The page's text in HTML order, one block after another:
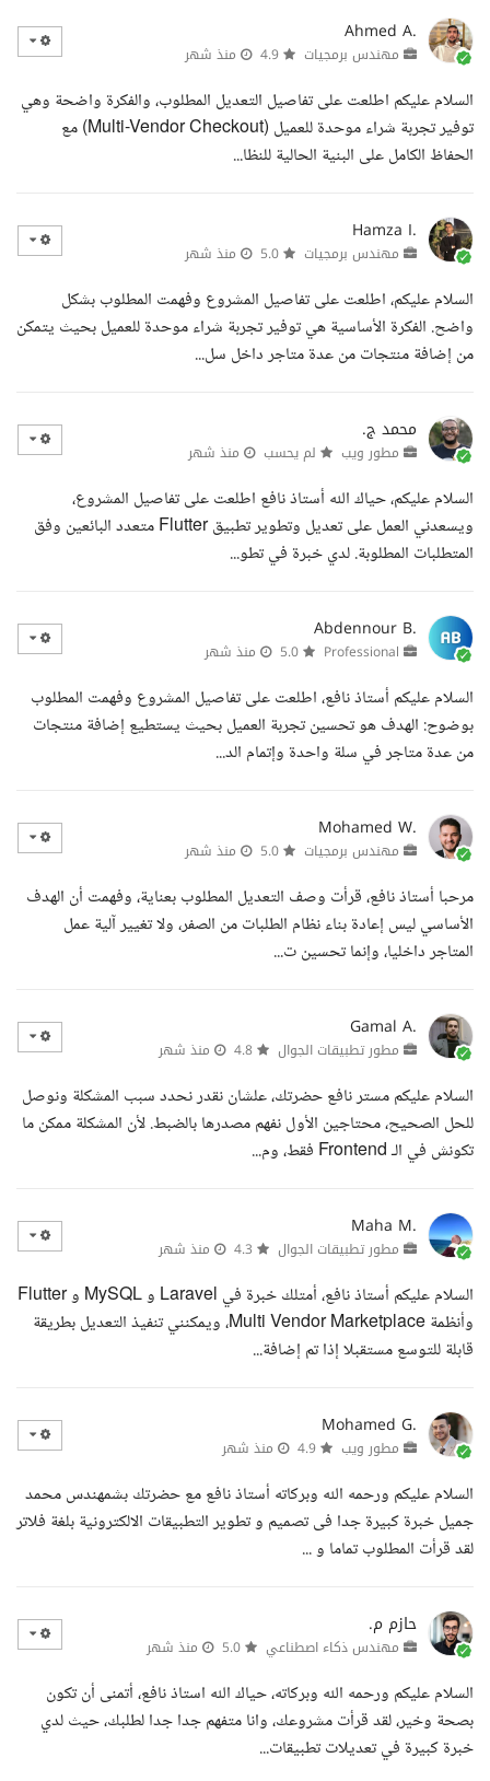
Ahmed A.
مهندس برمجيات منذ شهر
السلام عليكم اطلعت على تفاصيل التعديل المطلوب، والفكرة واضحة وهي
توفير تجربة شراء موحدة للعميل (Multi-Vendor Checkout) مع
الحفاظ الكامل على البنية الحالية للنظا...
Hamza I.
مهندس برمجيات منذ شهر
السلام عليكم، اطلعت على تفاصيل المشروع وفهمت المطلوب بشكل
واضح. الفكرة الأساسية هي توفير تجربة شراء موحدة للعميل بحيث يتمكن
من إضافة منتجات من عدة متاجر داخل سل...
محمد ج.
مطور ويب لم يحسب منذ شهر
السلام عليكم، حياك الله أستاذ نافع اطلعت على تفاصيل المشروع،
ويسعدني العمل على تعديل وتطوير تطبيق Flutter متعدد البائعين وفق
المتطلبات المطلوبة. لدي خبرة في تطو...
Abdennour B.
منذ شهر
السلام عليكم أستاذ نافع، اطلعت على تفاصيل المشروع وفهمت المطلوب
بوضوح: الهدف هو تحسين تجربة العميل بحيث يستطيع إضافة منتجات
من عدة متاجر في سلة واحدة وإتمام الد...
Mohamed W.
مهندس برمجيات منذ شهر
مرحبا أستاذ نافع، قرأت وصف التعديل المطلوب بعناية، وفهمت أن الهدف
الأساسي ليس إعادة بناء نظام الطلبات من الصفر، ولا تغيير آلية عمل
المتاجر داخليا، وإنما تحسين ت...
Gamal A.
مطور تطبيقات الجوال منذ شهر
السلام عليكم مستر نافع حضرتك، علشان نقدر نحدد سبب المشكلة ونوصل
للحل الصحيح، محتاجين الأول نفهم مصدرها بالضبط. لأن المشكلة ممكن ما
تكونش في الـ Frontend فقط، وم...
Maha M.
مطور تطبيقات الجوال منذ شهر
السلام عليكم أستاذ نافع، أمتلك خبرة في Laravel و MySQL و Flutter
وأنظمة Multi Vendor Marketplace، ويمكنني تنفيذ التعديل بطريقة
قابلة للتوسع مستقبلا إذا تم إضافة...
Mohamed G.
مطور ويب منذ شهر
السلام عليكم ورحمه الله وبركاته أستاذ نافع مع حضرتك بشمهندس محمد
جميل خبرة كبيرة جدا فى تصميم و تطوير التطبيقات الالكترونية بلغة فلاتر
لقد قرأت المطلوب تماما و ...
حازم م.
مهندس ذكاء اصطناعي منذ شهر
السلام عليكم ورحمه الله وبركاته، حياك الله استاذ نافع، أتمنى أن تكون
بصحة وخير، لقد قرأت مشروعك، وانا متفهم جدا جدا لطلبك، حيث لدي
خبرة كبيرة في تعديلات تطبيقات...